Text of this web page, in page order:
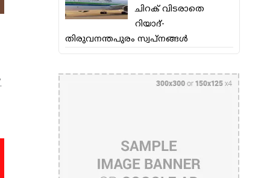
ചിറക് വിടരാതെ
റിയാദ്-
തിരുവനന്തപുരം സ്വപ്നങ്ങള്‍